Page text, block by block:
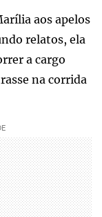
aos apelos
relatos, ela
a cargo
na corrida